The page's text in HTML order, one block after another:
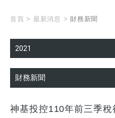
首頁 > 最新消息 > 財務新聞
2021
財務新聞
神基投控110年前三季